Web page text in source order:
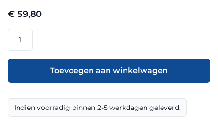
€ 59,80
300x300x400
mm
Viapole
aantal
Toevoegen aan winkelwagen
Indien voorradig binnen 2-5 werkdagen geleverd.